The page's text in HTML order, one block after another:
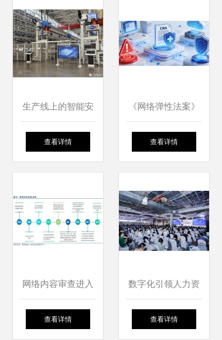
生产线上的智能安
全密码 山东济南网
重塑
查看详情
《网络弹性法案》
合规倒计时 出海欧
与网络技术服务策
略
查看详情
网络内容审查进入
黄金发展期，VPN
查看详情
数字化引领人力资
源新未来 金柚网亮
查看详情